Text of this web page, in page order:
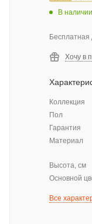
В наличии
Бесплатная
Хочу в
Коллекция
Пол
Гарантия
Материал
Высота, см
Основной
Все